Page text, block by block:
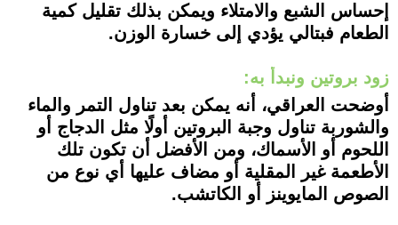
إحساس الشبع والامتلاء ويمكن بذلك تقليل كمية
الطعام فبتالي يؤدي إلى خسارة الوزن.
زود بروتين ونبدأ به:
أوضحت العراقي، أنه يمكن بعد تناول التمر والماء
والشوربة تناول وجبة البروتين أولًا مثل الدجاج أو
اللحوم أو الأسماك، ومن الأفضل أن تكون تلك
الأطعمة غير المقلية أو مضاف عليها أي نوع من
الصوص المايوينز أو الكاتشب.